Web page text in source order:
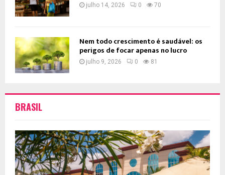
julho 14, 2026 0 70
Nem todo crescimento é saudável: os
perigos de focar apenas no lucro
julho 9, 2026 0 81
BRASIL